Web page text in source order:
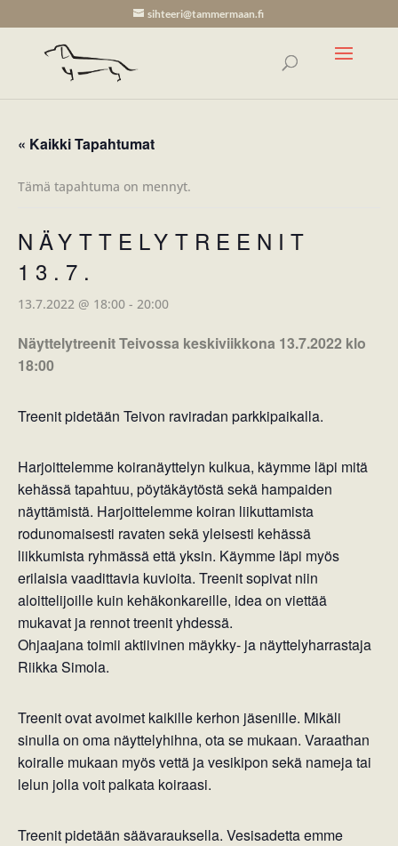
sihteeri@tammermaan.fi
« Kaikki Tapahtumat
Tämä tapahtuma on mennyt.
NÄYTTELYTREENIT
13.7.
13.7.2022 @ 18:00 - 20:00
Näyttelytreenit Teivossa keskiviikkona 13.7.2022 klo
18:00
Treenit pidetään Teivon raviradan parkkipaikalla.
Harjoittelemme koiranäyttelyn kulkua, käymme läpi mitä
kehässä tapahtuu, pöytäkäytöstä sekä hampaiden
näyttämistä. Harjoittelemme koiran liikuttamista
rodunomaisesti ravaten sekä yleisesti kehässä
liikkumista ryhmässä että yksin. Käymme läpi myös
erilaisia vaadittavia kuvioita. Treenit sopivat niin
aloittelijoille kuin kehäkonkareille, idea on viettää
mukavat ja rennot treenit yhdessä.
Ohjaajana toimii aktiivinen mäykky- ja näyttelyharrastaja
Riikka Simola.
Treenit ovat avoimet kaikille kerhon jäsenille. Mikäli
sinulla on oma näyttelyhihna, ota se mukaan. Varaathan
koiralle mukaan myös vettä ja vesikipon sekä nameja tai
lelun jolla voit palkata koiraasi.
Treenit pidetään säävarauksella. Vesisadetta emme